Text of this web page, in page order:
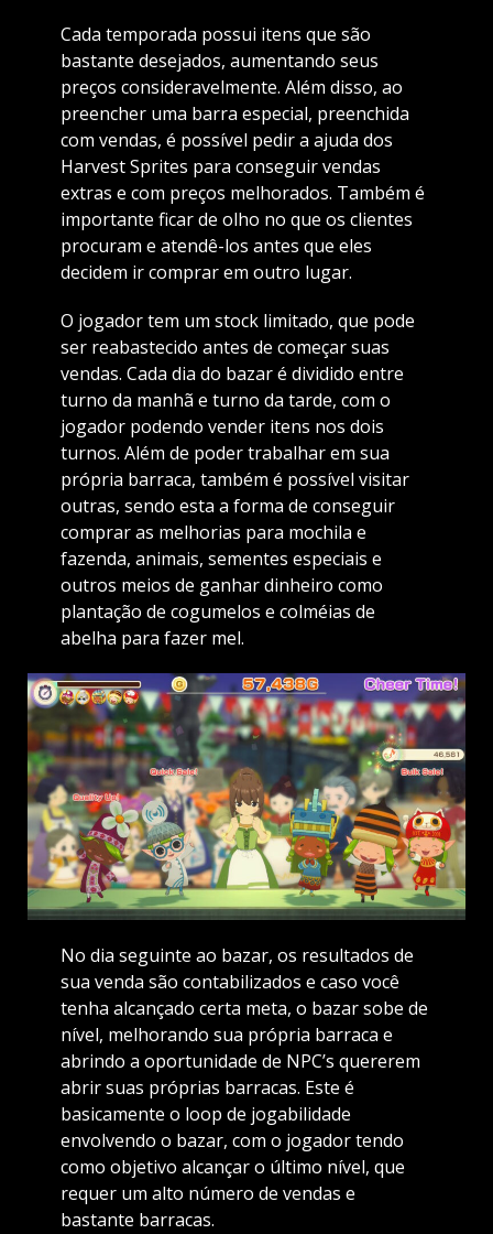
Cada temporada possui itens que são
bastante desejados, aumentando seus
preços consideravelmente. Além disso, ao
preencher uma barra especial, preenchida
com vendas, é possível pedir a ajuda dos
Harvest Sprites para conseguir vendas
extras e com preços melhorados. Também é
importante ficar de olho no que os clientes
procuram e atendê-los antes que eles
decidem ir comprar em outro lugar.
O jogador tem um stock limitado, que pode
ser reabastecido antes de começar suas
vendas. Cada dia do bazar é dividido entre
turno da manhã e turno da tarde, com o
jogador podendo vender itens nos dois
turnos. Além de poder trabalhar em sua
própria barraca, também é possível visitar
outras, sendo esta a forma de conseguir
comprar as melhorias para mochila e
fazenda, animais, sementes especiais e
outros meios de ganhar dinheiro como
plantação de cogumelos e colméias de
abelha para fazer mel.
No dia seguinte ao bazar, os resultados de
sua venda são contabilizados e caso você
tenha alcançado certa meta, o bazar sobe de
nível, melhorando sua própria barraca e
abrindo a oportunidade de NPC’s quererem
abrir suas próprias barracas. Este é
basicamente o loop de jogabilidade
envolvendo o bazar, com o jogador tendo
como objetivo alcançar o último nível, que
requer um alto número de vendas e
bastante barracas.